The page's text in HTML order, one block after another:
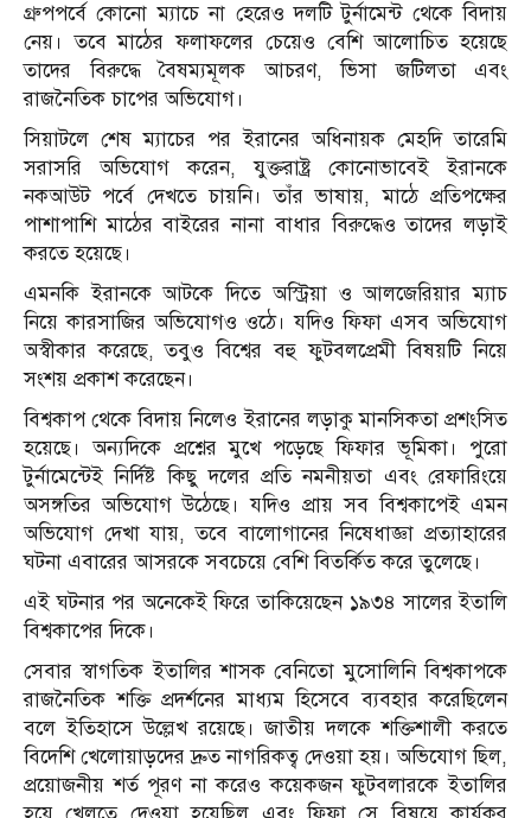
গ্রুপপর্বে কোনো ম্যাচে না হেরেও দলটি টুর্নামেন্ট থেকে বিদায়
নেয়। তবে মাঠের ফলাফলের চেয়েও বেশি আলোচিত হয়েছে
তাদের বিরুদ্ধে বৈষম্যমূলক আচরণ, ভিসা জটিলতা এবং
রাজনৈতিক চাপের অভিযোগ।
সিয়াটলে শেষ ম্যাচের পর ইরানের অধিনায়ক মেহদি তারেমি
সরাসরি অভিযোগ করেন, যুক্তরাষ্ট্র কোনোভাবেই ইরানকে
নকআউট পর্বে দেখতে চায়নি। তাঁর ভাষায়, মাঠে প্রতিপক্ষের
পাশাপাশি মাঠের বাইরের নানা বাধার বিরুদ্ধেও তাদের লড়াই
করতে হয়েছে।
এমনকি ইরানকে আটকে দিতে অস্ট্রিয়া ও আলজেরিয়ার ম্যাচ
নিয়ে কারসাজির অভিযোগও ওঠে। যদিও ফিফা এসব অভিযোগ
অস্বীকার করেছে, তবুও বিশ্বের বহু ফুটবলপ্রেমী বিষয়টি নিয়ে
সংশয় প্রকাশ করেছেন।
বিশ্বকাপ থেকে বিদায় নিলেও ইরানের লড়াকু মানসিকতা প্রশংসিত
হয়েছে। অন্যদিকে প্রশ্নের মুখে পড়েছে ফিফার ভূমিকা। পুরো
টুর্নামেন্টেই নির্দিষ্ট কিছু দলের প্রতি নমনীয়তা এবং রেফারিংয়ে
অসঙ্গতির অভিযোগ উঠেছে। যদিও প্রায় সব বিশ্বকাপেই এমন
অভিযোগ দেখা যায়, তবে বালোগানের নিষেধাজ্ঞা প্রত্যাহারের
ঘটনা এবারের আসরকে সবচেয়ে বেশি বিতর্কিত করে তুলেছে।
এই ঘটনার পর অনেকেই ফিরে তাকিয়েছেন ১৯৩৪ সালের ইতালি
বিশ্বকাপের দিকে।
সেবার স্বাগতিক ইতালির শাসক বেনিতো মুসোলিনি বিশ্বকাপকে
রাজনৈতিক শক্তি প্রদর্শনের মাধ্যম হিসেবে ব্যবহার করেছিলেন
বলে ইতিহাসে উল্লেখ রয়েছে। জাতীয় দলকে শক্তিশালী করতে
বিদেশি খেলোয়াড়দের দ্রুত নাগরিকত্ব দেওয়া হয়। অভিযোগ ছিল,
প্রয়োজনীয় শর্ত পূরণ না করেও কয়েকজন ফুটবলারকে ইতালির